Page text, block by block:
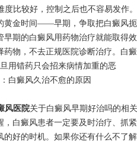
比较好，控制之后也不容易发作。
黄金时间——早期，争取把白癜风扼
期的白癜风用药物治疗就能取得效
物，不去正规医院诊断治疗。白癜
用错药只会招来病情加重的恶
白癜风久治不愈的原因
风医院关于白癜风早期好治吗的相关
白癜风患者一定要及时治疗、抓紧
好的时机。如果你还有什么不了解